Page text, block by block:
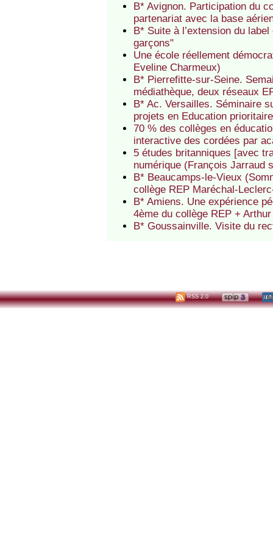
B* Avignon. Participation du
partenariat avec la base
B* Suite à l’extension du
garçons"
Une école réellement
Eveline Charmeux)
B* Pierrefitte-sur-Seine.
médiathèque, deux réseaux
B* Ac. Versailles. Séminaire
projets en Education
70 % des collèges en
interactive des cordées par
5 études britanniques [avec
numérique (François Jarraud
B* Beaucamps-le-Vieux
collège REP Maréchal-
B* Amiens. Une expérience
4ème du collège REP +
B* Goussainville. Visite du
RSS 2.0